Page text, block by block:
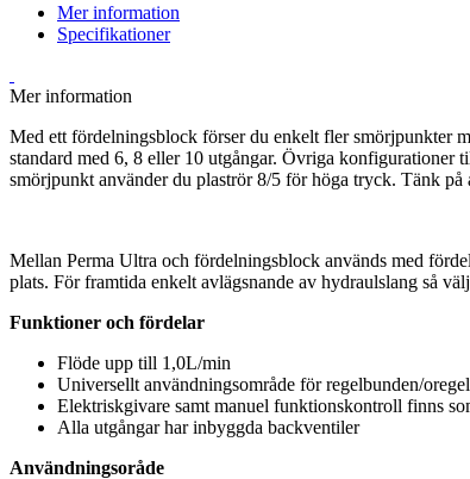
Mer information
Specifikationer
Mer information
Med ett fördelningsblock förser du enkelt fler smörjpunkter
standard med 6, 8 eller 10 utgångar. Övriga konfigurationer
smörjpunkt använder du plaströr 8/5 för höga tryck. Tänk
Mellan Perma Ultra och fördelningsblock används med
plats. För framtida enkelt avlägsnande av hydraulslang så
Funktioner och fördelar
Flöde upp till 1,0L/min
Universellt användningsområde för regelbunden/
Elektriskgivare samt manuel funktionskontroll finns
Alla utgångar har inbyggda backventiler
Användningsoråde